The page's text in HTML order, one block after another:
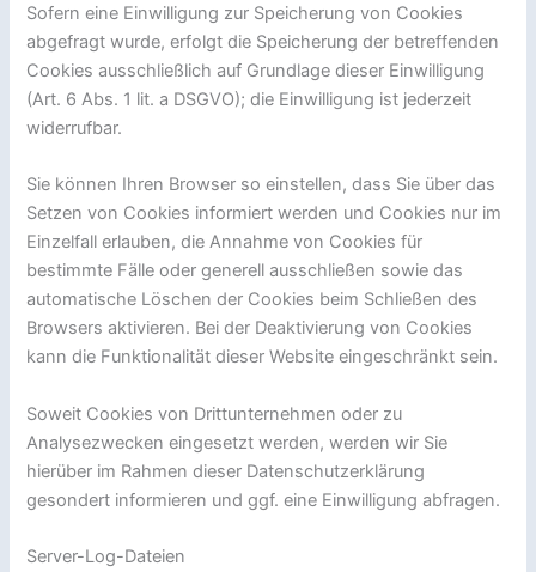
Sofern eine Einwilligung zur Speicherung von Cookies
abgefragt wurde, erfolgt die Speicherung der betreffenden
Cookies ausschließlich auf Grundlage dieser Einwilligung
(Art. 6 Abs. 1 lit. a DSGVO); die Einwilligung ist jederzeit
widerrufbar.
Sie können Ihren Browser so einstellen, dass Sie über das
Setzen von Cookies informiert werden und Cookies nur im
Einzelfall erlauben, die Annahme von Cookies für
bestimmte Fälle oder generell ausschließen sowie das
automatische Löschen der Cookies beim Schließen des
Browsers aktivieren. Bei der Deaktivierung von Cookies
kann die Funktionalität dieser Website eingeschränkt sein.
Soweit Cookies von Drittunternehmen oder zu
Analysezwecken eingesetzt werden, werden wir Sie
hierüber im Rahmen dieser Datenschutzerklärung
gesondert informieren und ggf. eine Einwilligung abfragen.
Server-Log-Dateien